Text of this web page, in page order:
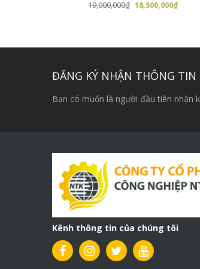
19,000,000₫ Giá
19,000,000₫.
18,500,000₫Giá
là:
ĐĂNG KÝ NHẬN THÔNG TIN
Bạn có muốn là người đầu tiên nhận
Kênh thông tin của chúng tôi